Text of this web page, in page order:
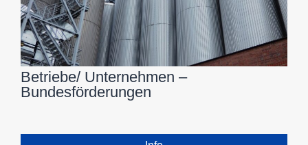
Betriebe/ Unternehmen –
Bundesförderungen